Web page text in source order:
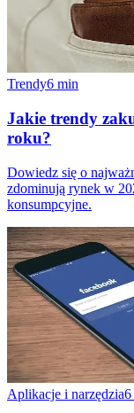
Trendy6 min
Jakie trendy
roku?
Dowiedz się o
zdominują rynek w
konsumpcyjne.
Aplikacje i narzędzia6